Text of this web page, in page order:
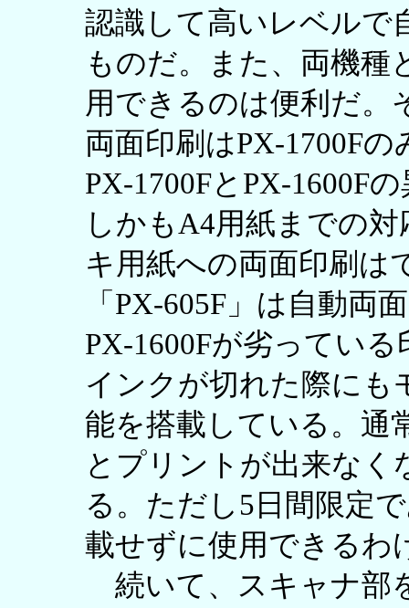
認識して高いレベルで
ものだ。また、両機種
用できるのは便利だ。
両面印刷はPX-1700F
PX-1700FとPX-1600F
しかもA4用紙までの
キ用紙への両面印刷は
「PX-605F」は自動両
PX-1600Fが劣ってい
インクが切れた際にも
能を搭載している。通
とプリントが出来なく
る。ただし5日間限定
載せずに使用できるわ
続いて、スキャナ部